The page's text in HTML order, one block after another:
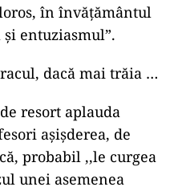
în învățământul
și entuziasmul”.
dacă mai trăia …
resort aplauda
așișderea, de
probabil ,,le curgea
unei asemenea